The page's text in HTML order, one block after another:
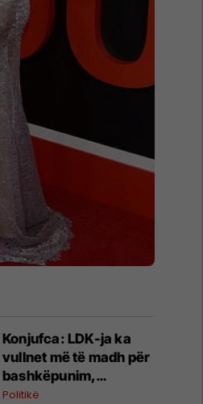
Konjufca: LDK-ja ka
vullnet më të madh për
bashkëpunim,
proceset e brendshme
Politikë